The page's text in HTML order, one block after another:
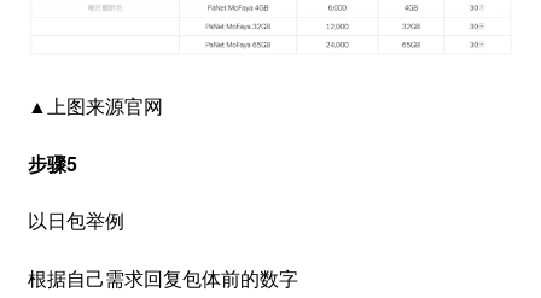
▲上图来源官网
步骤5
以日包举例
根据自己需求回复包体前的数字